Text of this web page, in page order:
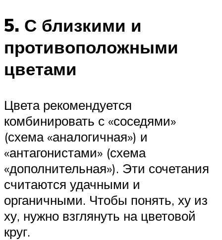
5. С близкими и
противоположными
цветами
Цвета рекомендуется
комбинировать с «соседями»
(схема «аналогичная») и
«антагонистами» (схема
«дополнительная»). Эти сочетания
считаются удачными и
органичными. Чтобы понять, ху из
ху, нужно взглянуть на цветовой
круг.